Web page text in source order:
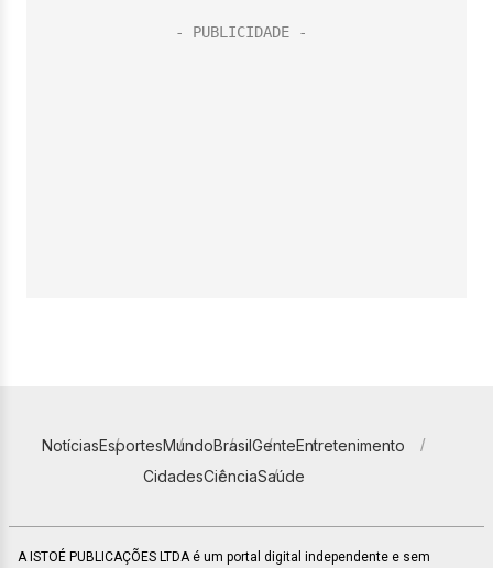
NotíciasEsportesMundoBrasilGenteEntretenimento
CidadesCiênciaSaúde
A ISTOÉ PUBLICAÇÕES LTDA é um portal digital independente e sem